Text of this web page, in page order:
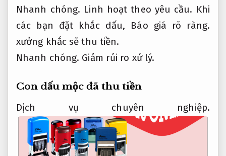
Nhanh chóng. Linh hoạt theo yêu cầu. Khi
các bạn đặt khắc dấu, Báo giá rõ ràng.
xưởng khắc sẽ thu tiền.
Nhanh chóng. Giảm rủi ro xử lý.
Con dấu mộc đã thu tiền
Dịch vụ chuyên nghiệp.